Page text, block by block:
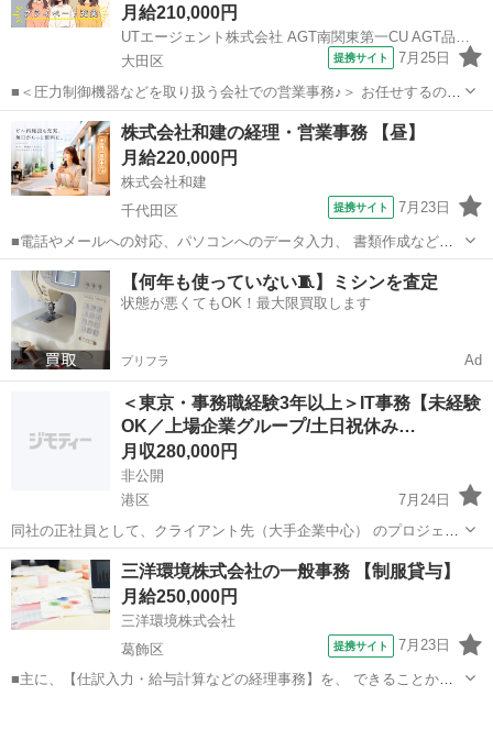
月給210,000円
UTエージェント株式会社 AGT南関東第一CU AGT品川エリア 大田第15CL 《JTET1C》
大田区
提携サイト 7月25日
■＜圧力制御機器などを取り扱う会社での営業事務♪＞ お任せするの
は、受発注業務などの営業事務！ 電話応対やPCへの入力作業がメイン
です♪ ☆PC基本操作・電話応対ができればOK！ 事務未経験でも大丈
夫♪ 丁寧な教育がある...
大田区 一般事務
株式会社和建の経理・営業事務 【昼】
月給220,000円
株式会社和建
千代田区
提携サイト 7月23日
■電話やメールへの対応、パソコンへのデータ入力、 書類作成など、
営業担当者を支える事務業務をお任せします。 ＜具体的な仕事内容＞
・電話対応 ・来客対応 ・メール対応 ・営業担当者への連絡、引き継
ぎ ・専用ソフトへのデータ...
東京 千代田区 一般事務
【何年も使っていない🧵】ミシンを査定
状態が悪くてもOK！最大限買取します
プリフラ Ad
＜東京・事務職経験3年以上＞IT事務【未経験
OK／上場企業グループ/土日祝休み…
月収280,000円
非公開
港区
7月24日
同社の正社員として、クライアント先（大手企業中心） のプロジェク
トに参加する常用型派遣に該当する働き 方です。 ⼤型⼈事システムの
円滑の運⽤を⽀えるサポートや、 データ処理などのIT事務をお任せし
ます。 【...
東京 港区 一般事務 未経験
三洋環境株式会社の一般事務 【制服貸与】
月給250,000円
三洋環境株式会社
葛飾区
提携サイト 7月23日
■主に、【仕訳入力・給与計算などの経理事務】を、 できることから